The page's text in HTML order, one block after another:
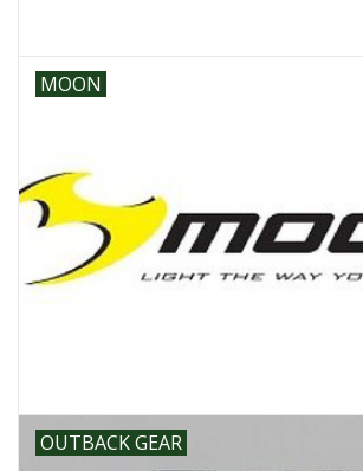
MOON
OUTBACK GEAR